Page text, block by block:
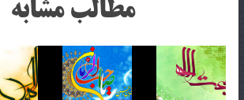
مطالب مشابه